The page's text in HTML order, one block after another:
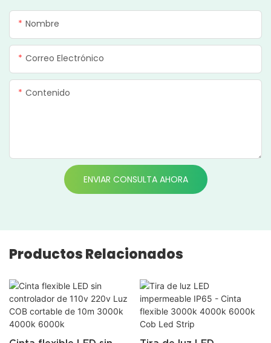
Nombre
Correo Electrónico
Contenido
ENVIAR CONSULTA AHORA
Productos Relacionados